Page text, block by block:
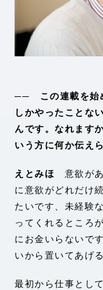
── この連載を始
しかやったことな
んです。なれます
いう方に何か伝え
えとみほ
意欲が
に意欲がどれだけ
たいです、未経験
ってくれるところ
にお金いらないで
いから置いてあげ
最初から仕事とし